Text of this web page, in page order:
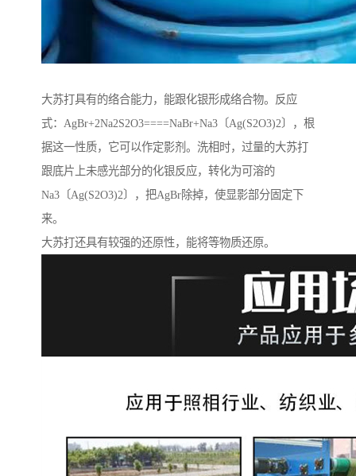
大苏打具有的络合能力，能跟化银形成络合物。反应
式：AgBr+2Na2S2O3====NaBr+Na3〔Ag(S2O3)2〕，根
据这一性质，它可以作定影剂。洗相时，过量的大苏打
跟底片上未感光部分的化银反应，转化为可溶的
Na3〔Ag(S2O3)2〕，把AgBr除掉，使显影部分固定下
来。
大苏打还具有较强的还原性，能将等物质还原。